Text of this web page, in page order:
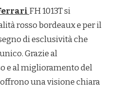
FH 1013T si
rosso bordeaux e per il
di esclusività che
Grazie al
e al miglioramento del
una visione chiara